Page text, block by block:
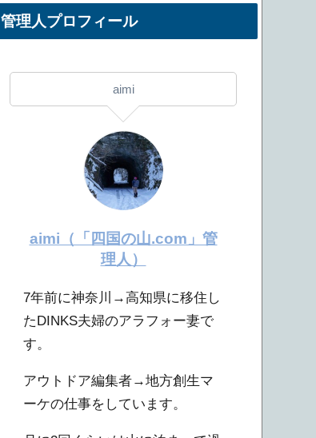
管理人プロフィール
aimi
aimi（「四国の山.com」管
理人）
7年前に神奈川→高知県に移住し
たDINKS夫婦のアラフォー妻で
す。
アウトドア編集者→地方創生マ
ーケの仕事をしています。